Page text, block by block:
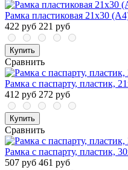
Рамка пластиковая 21x30
422 руб 221 руб
Купить
Сравнить
Рамка с паспарту, пластик,
412 руб 272 руб
Купить
Сравнить
Рамка с паспарту, пластик,
507 руб 461 руб